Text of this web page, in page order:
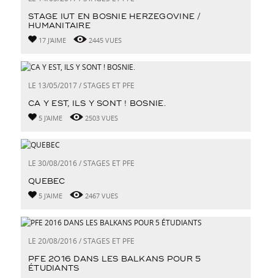
STAGE IUT EN BOSNIE HERZEGOVINE /
HUMANITAIRE
17 J'AIME 2445 VUES
LE 13/05/2017 / STAGES ET PFE
CA Y EST, ILS Y SONT ! BOSNIE.
5 J'AIME 2503 VUES
LE 30/08/2016 / STAGES ET PFE
QUEBEC
5 J'AIME 2467 VUES
LE 20/08/2016 / STAGES ET PFE
PFE 2016 DANS LES BALKANS POUR 5
ÉTUDIANTS